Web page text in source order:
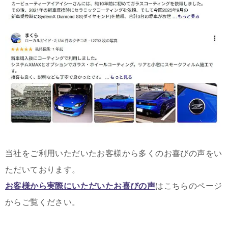
当社をご利用いただいたお客様から多くのお喜びの声をい
ただいております。
お客様から実際にいただいたお喜びの声はこちらのページ
からご覧ください。